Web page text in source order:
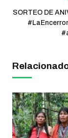
SORTEO DE